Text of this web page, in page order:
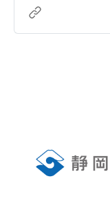
りたいことをAIに